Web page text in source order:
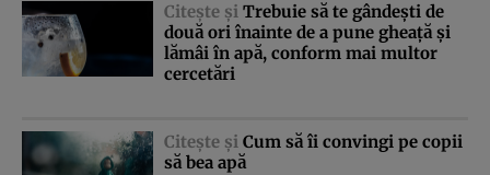
Citeşte şi Trebuie să te gândeşti de
două ori înainte de a pune gheaţă şi
lămâi în apă, conform mai multor
cercetări
Citeşte şi Cum să îi convingi pe copii
să bea apă